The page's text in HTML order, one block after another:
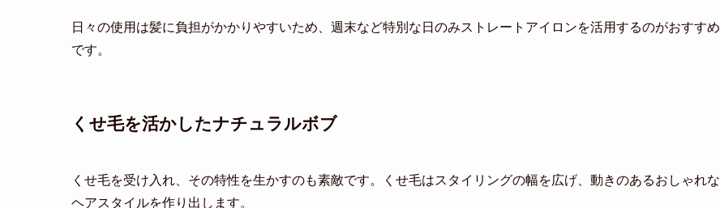
日々の使用は髪に負担がかかりやすいため、週末など特別な日のみストレートアイロンを活用するのがおすすめ
です。
くせ毛を活かしたナチュラルボブ
くせ毛を受け入れ、その特性を生かすのも素敵です。くせ毛はスタイリングの幅を広げ、動きのあるおしゃれな
ヘアスタイルを作り出します。